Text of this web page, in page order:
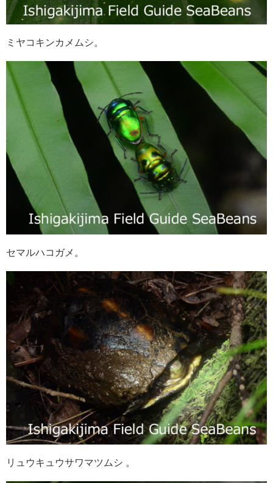
ミヤコキンカメムシ。
セマルハコガメ。
リュウキュウサワマツムシ 。